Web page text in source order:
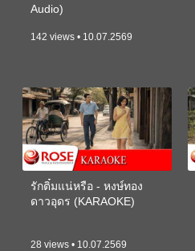
Audio)
142 views • 10.07.2569
รักติ๋มแน่หรือ - หงษ์ทอง
ดาวอุดร (KARAOKE)
28 views • 10.07.2569